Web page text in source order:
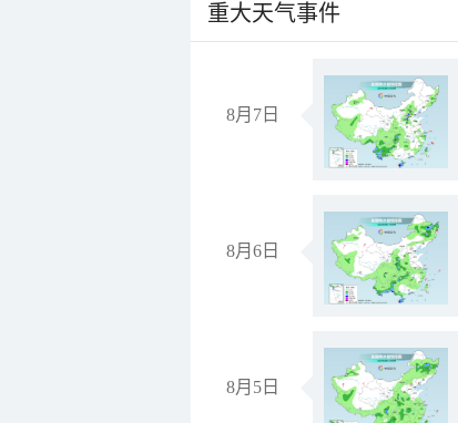
重大天气事件
8月7日
8月6日
8月5日